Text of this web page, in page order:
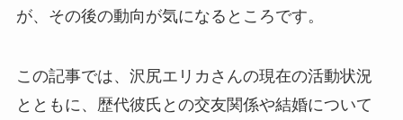
が、その後の動向が気になるところです。
この記事では、沢尻エリカさんの現在の活動状況
とともに、歴代彼氏との交友関係や結婚について